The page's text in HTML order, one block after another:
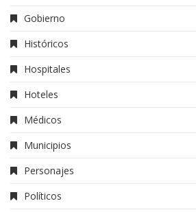
Gobierno
Históricos
Hospitales
Hoteles
Médicos
Municipios
Personajes
Políticos